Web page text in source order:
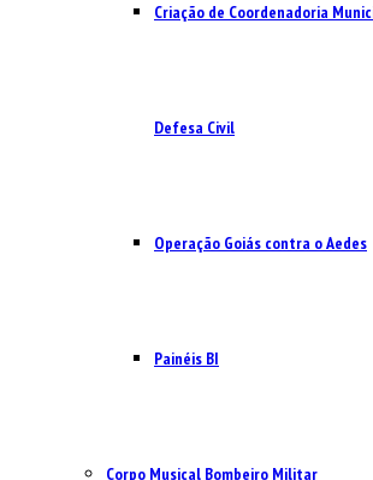
Criação de Coordenadoria
Defesa Civil
Operação Goiás contra o Aedes
Painéis BI
Corpo Musical Bombeiro Militar